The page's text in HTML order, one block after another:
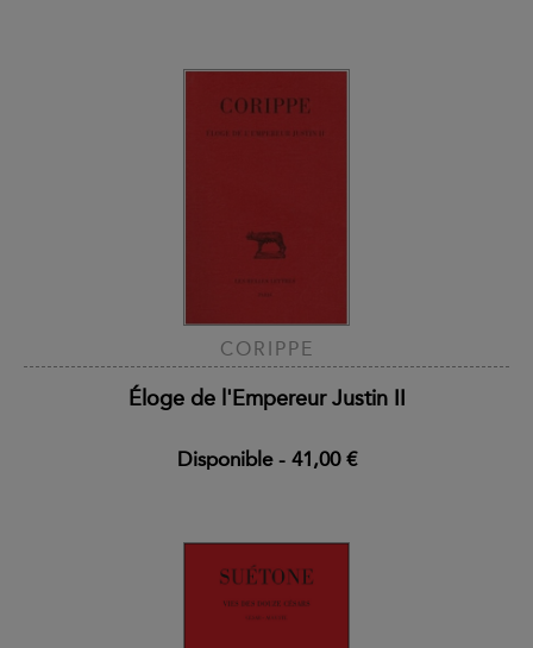
CORIPPE
Éloge de l'Empereur Justin II
Disponible- 41,00 €